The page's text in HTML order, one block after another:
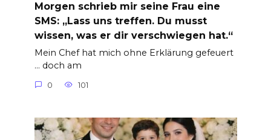
Morgen schrieb mir seine Frau eine
SMS: „Lass uns treffen. Du musst
wissen, was er dir verschwiegen hat.“
Mein Chef hat mich ohne Erklärung gefeuert
… doch am
0 101